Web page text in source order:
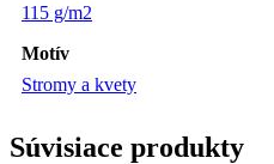
115 g/m2
Motív
Stromy a kvety
Súvisiace produkty